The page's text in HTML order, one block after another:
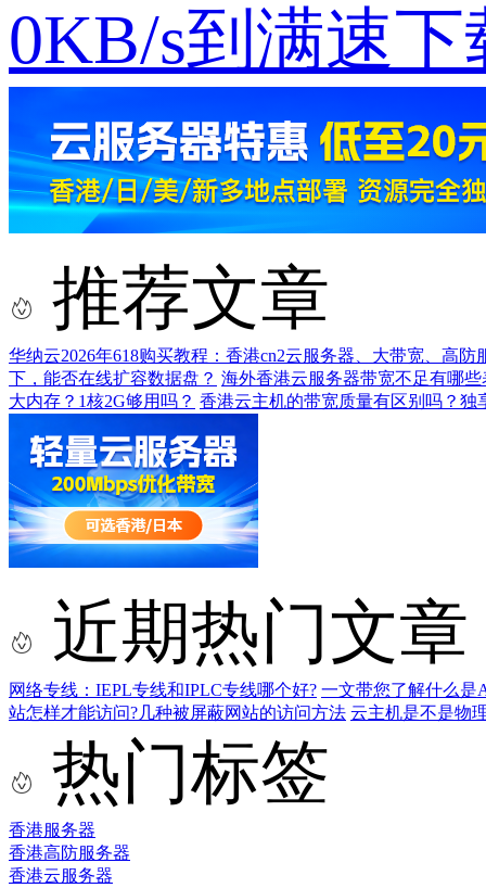
0KB/s到满速
推荐文章
华纳云2026年618购买教程：香港cn2云服务器、大带宽、高防
下，能否在线扩容数据盘？ 海外香港云服务器带宽不足有哪些
大内存？1核2G够用吗？ 香港云主机的带宽质量有区别吗？独
近期热门文章
网络专线：IEPL专线和IPLC专线哪个好? 一文带您了解什么是
站怎样才能访问?几种被屏蔽网站的访问方法 云主机是不是物
热门标签
香港服务器
香港高防服务器
香港云服务器